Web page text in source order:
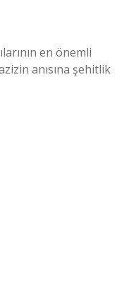
en önemli
anısına şehitlik